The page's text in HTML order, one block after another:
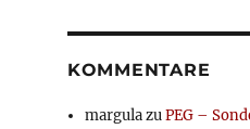
KOMMENTARE
margulazuPEG –